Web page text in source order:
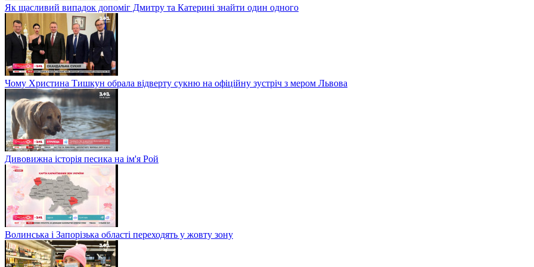
Як щасливий випадок допоміг Дмитру та Катерині знайти один одного
Чому Христина Тишкун обрала відверту сукню на офіційну зустріч з мером Львова
Дивовижна історія песика на ім'я Рой
Волинська і Запорізька області переходять у жовту зону